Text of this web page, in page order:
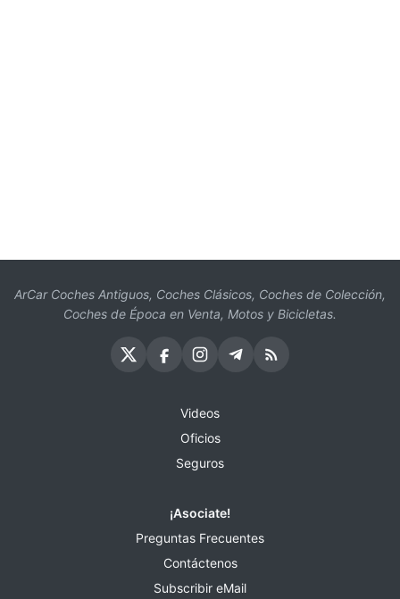
ArCar Coches Antiguos, Coches Clásicos, Coches de Colección,
Coches de Época en Venta, Motos y Bicicletas.
Videos
Oficios
Seguros
¡Asociate!
Preguntas Frecuentes
Contáctenos
Subscribir eMail